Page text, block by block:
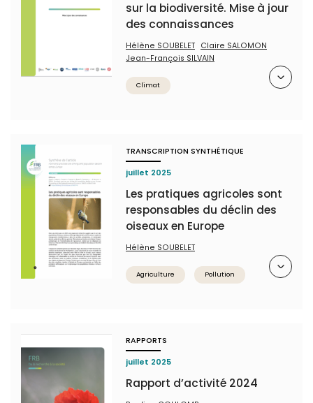
sur la biodiversité. Mise à jour
des connaissances
Hélène SOUBELET Claire SALOMON
Jean-François SILVAIN
Climat
TRANSCRIPTION SYNTHÉTIQUE
juillet 2025
Les pratiques agricoles sont
responsables du déclin des
oiseaux en Europe
Hélène SOUBELET
Agriculture Pollution
RAPPORTS
juillet 2025
Rapport d’activité 2024